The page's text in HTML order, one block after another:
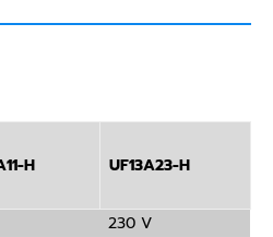
H UF13A23-H
230 V